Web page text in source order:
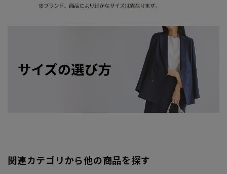
関連カテゴリから他の商品を探す